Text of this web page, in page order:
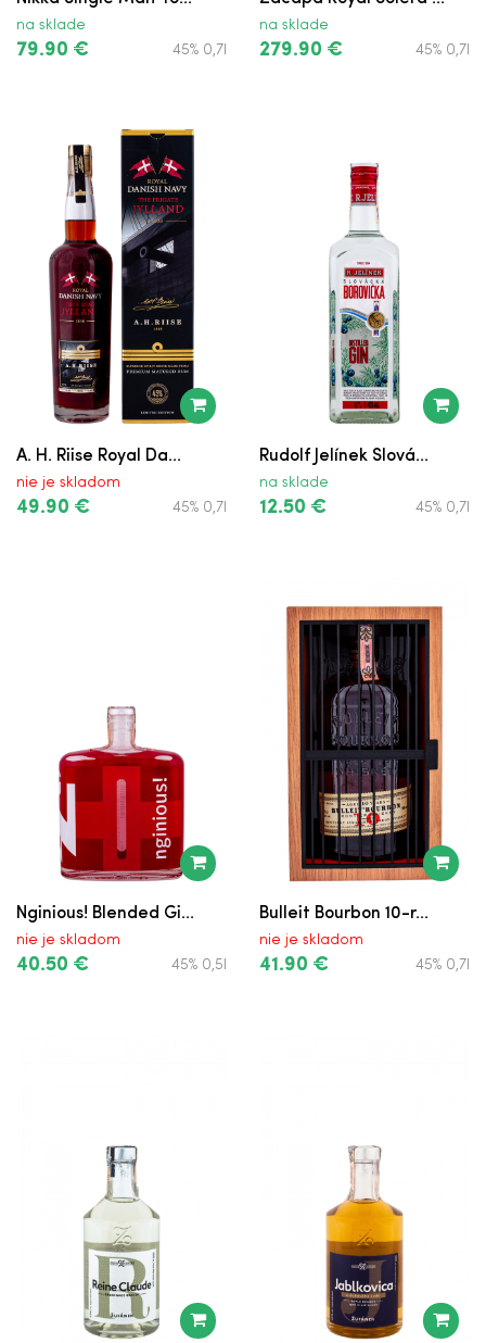
na sklade
79.90 € 45% 0,7l
na sklade
279.90 € 45% 0,7l
A. H. Riise Royal Da...
nie je skladom
49.90 € 45% 0,7l
Rudolf Jelínek Slová...
na sklade
12.50 € 45% 0,7l
Nginious! Blended Gi...
nie je skladom
40.50 € 45% 0,5l
Bulleit Bourbon 10-r...
nie je skladom
41.90 € 45% 0,7l